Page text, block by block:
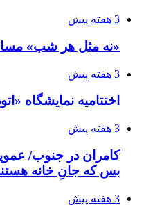
3 هفته پیش
«نه مثل هر شب»
3 هفته پیش
اختتامیه نمایشگاه
3 هفته پیش
کامران در جنوب/
بس که جانِ خانه
3 هفته پیش